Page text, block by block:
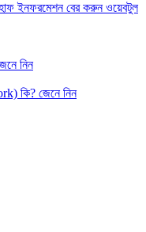
ইনফরমেশন বের করুন ওয়েবটুল
নিন
কি? জেনে নিন